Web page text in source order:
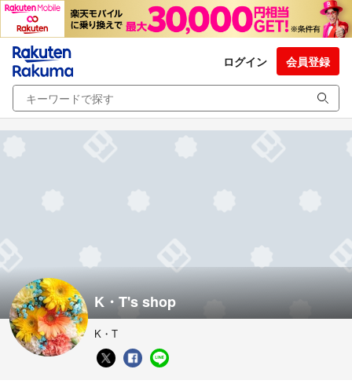
ログイン 会員登録
K・T's shop
K・T